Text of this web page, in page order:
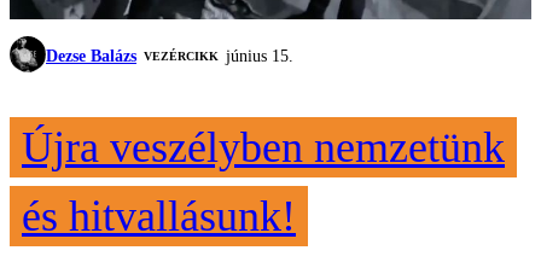
Dezse Balázs VEZÉRCIKK június 15.
Újra veszélyben nemzetünk
és hitvallásunk!